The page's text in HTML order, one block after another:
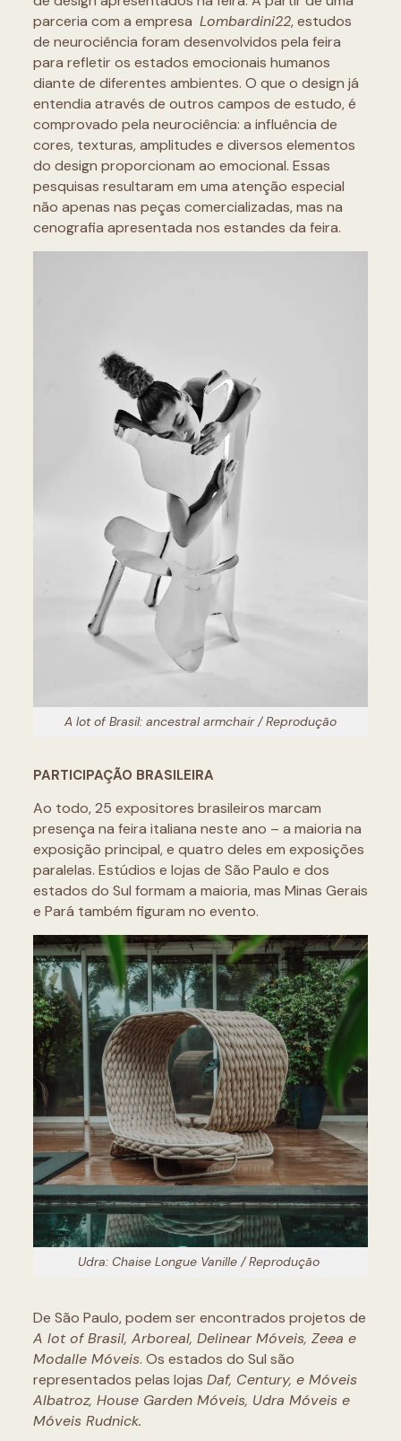
parceria com a empresa Lombardini22, estudos
de neurociência foram desenvolvidos pela feira
para refletir os estados emocionais humanos
diante de diferentes ambientes. O que o design já
entendia através de outros campos de estudo, é
comprovado pela neurociência: a influência de
cores, texturas, amplitudes e diversos elementos
do design proporcionam ao emocional. Essas
pesquisas resultaram em uma atenção especial
não apenas nas peças comercializadas, mas na
cenografia apresentada nos estandes da feira.
A lot of Brasil: ancestral armchair / Reprodução
PARTICIPAÇÃO BRASILEIRA
Ao todo, 25 expositores brasileiros marcam
presença na feira italiana neste ano – a maioria na
exposição principal, e quatro deles em exposições
paralelas. Estúdios e lojas de São Paulo e dos
estados do Sul formam a maioria, mas Minas Gerais
e Pará também figuram no evento.
Udra: Chaise Longue Vanille / Reprodução
De São Paulo, podem ser encontrados projetos de
A lot of Brasil, Arboreal, Delinear Móveis, Zeea e
Modalle Móveis. Os estados do Sul são
representados pelas lojas Daf, Century, e Móveis
Albatroz, House Garden Móveis, Udra Móveis e
Móveis Rudnick.